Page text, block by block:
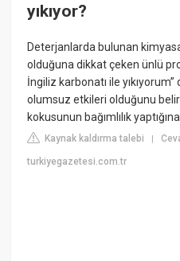
yıkıyor?
Deterjanlarda bulunan
olduğuna dikkat çeken ünlü
İngiliz karbonatı ile
olumsuz etkileri olduğunu
kokusunun bağımlılık
Kaynak kaldırma talebi |
turkiyegazetesi.com.tr